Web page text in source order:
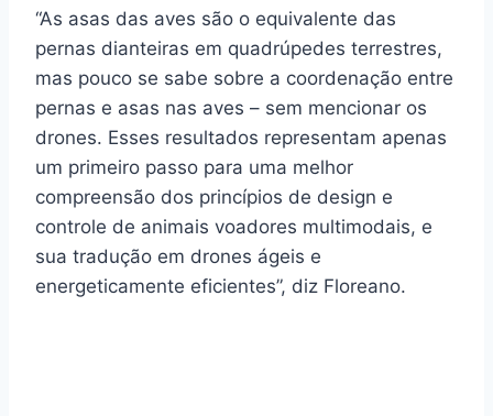
“As asas das aves são o equivalente das
pernas dianteiras em quadrúpedes terrestres,
mas pouco se sabe sobre a coordenação entre
pernas e asas nas aves – sem mencionar os
drones. Esses resultados representam apenas
um primeiro passo para uma melhor
compreensão dos princípios de design e
controle de animais voadores multimodais, e
sua tradução em drones ágeis e
energeticamente eficientes”, diz Floreano.